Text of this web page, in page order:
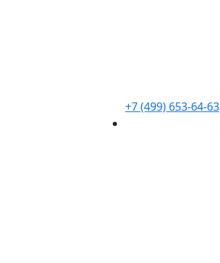
+7 (499) 653-64-63